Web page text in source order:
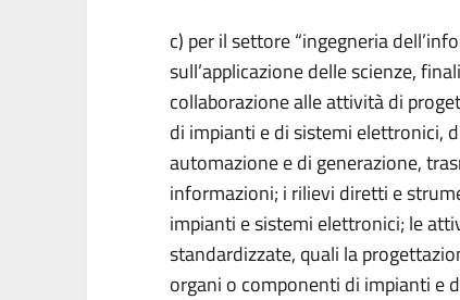
c) per il settore “ingegneria
sull’applicazione delle scienze,
collaborazione alle attività di
di impianti e di sistemi elettronici,
automazione e di generazione,
informazioni; i rilievi diretti e
impianti e sistemi elettronici; le
standardizzate, quali la
organi o componenti di impianti e